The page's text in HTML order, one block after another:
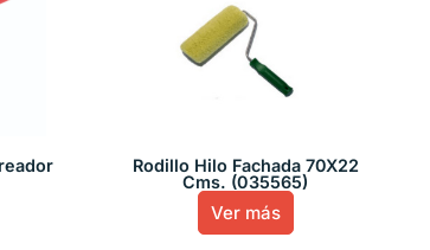
Rodillo Hilo Fachada 70X22
Cms. (035565)
Ver más